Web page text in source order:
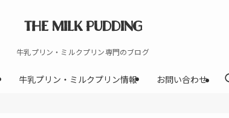
THE MILK PUDDING
牛乳プリン・ミルクプリン専門のブログ
牛乳プリン・ミルクプリン情報 お問い合わせ